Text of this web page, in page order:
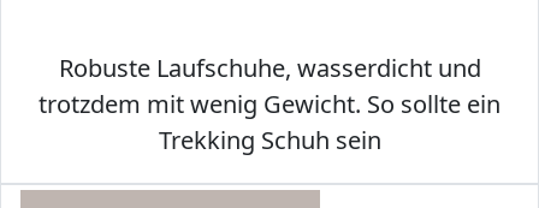
Robuste Laufschuhe, wasserdicht und
trotzdem mit wenig Gewicht. So sollte ein
Trekking Schuh sein